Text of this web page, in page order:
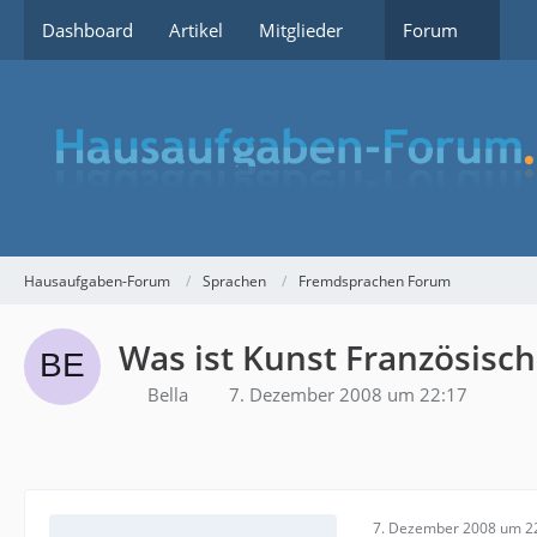
Dashboard Artikel Mitglieder Forum
Hausaufgaben-Forum Sprachen Fremdsprachen Forum
Was ist Kunst Französisch
Bella 7. Dezember 2008 um 22:17
7. Dezember 2008 um